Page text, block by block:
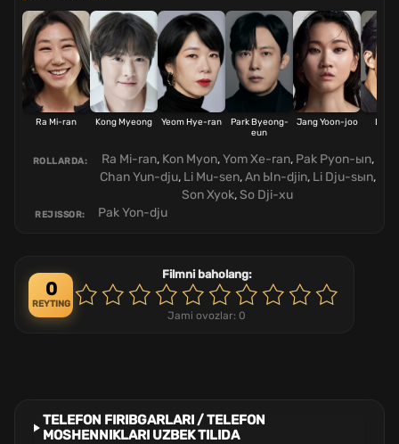
Ra Mi-ran Kong Myeong Yeom Hye-ran
Park Byeong-
eun
Jang Yoon-joo
Lee
ROLLARDA: Ra Mi-ran, Kon Myon,Yom Xe-ran, Pak Pyon-ыn,
Chan Yun-dju, Li Mu-sen,An Ыn-djin, Li Dju-sыn,
Son Xyok,So Dji-xu
REJISSOR: Pak Yon-dju
0
REYTING
Filmni baholang:
Jami ovozlar: 0
TELEFON FIRIBGARLARI / TELEFON
MOSHENNIKLARI UZBEK TILIDA